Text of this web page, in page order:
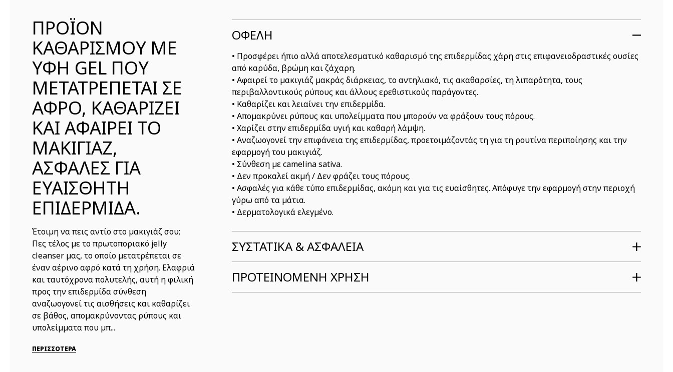
ΠΡΟΪΟΝ
ΚΑΘΑΡΙΣΜΟΥ ΜΕ
ΥΦΗ GEL ΠΟΥ
ΜΕΤΑΤΡΕΠΕΤΑΙ ΣΕ
ΑΦΡΟ, ΚΑΘΑΡΙΖΕΙ
ΚΑΙ ΑΦΑΙΡΕΙ ΤΟ
ΜΑΚΙΓΙΑΖ,
ΑΣΦΑΛΕΣ ΓΙΑ
ΕΥΑΙΣΘΗΤΗ
ΕΠΙΔΕΡΜΙΔΑ.
Έτοιμη να πεις αντίο στο μακιγιάζ σου;
Πες τέλος με το πρωτοποριακό jelly
cleanser μας, το οποίο μετατρέπεται σε
έναν αέρινο αφρό κατά τη χρήση. Ελαφριά
και ταυτόχρονα πολυτελής, αυτή η φιλική
προς την επιδερμίδα σύνθεση
αναζωογονεί τις αισθήσεις και καθαρίζει
σε βάθος, απομακρύνοντας ρύπους και
υπολείμματα που μπ...
ΠΕΡΙΣΣΟΤΕΡΑ
ΟΦΕΛΗ
• Προσφέρει ήπιο αλλά αποτελεσματικό καθαρισμό της επιδερμίδας χάρη στις επιφανειοδραστικές ουσίες
από καρύδα, βρώμη και ζάχαρη.
• Αφαιρεί το μακιγιάζ μακράς διάρκειας, το αντηλιακό, τις ακαθαρσίες, τη λιπαρότητα, τους
περιβαλλοντικούς ρύπους και άλλους ερεθιστικούς παράγοντες.
• Καθαρίζει και λειαίνει την επιδερμίδα.
• Απομακρύνει ρύπους και υπολείμματα που μπορούν να φράξουν τους πόρους.
• Χαρίζει στην επιδερμίδα υγιή και καθαρή λάμψη.
• Αναζωογονεί την επιφάνεια της επιδερμίδας, προετοιμάζοντάς τη για τη ρουτίνα περιποίησης και την
εφαρμογή του μακιγιάζ.
• Σύνθεση με camelina sativa.
• Δεν προκαλεί ακμή / Δεν φράζει τους πόρους.
• Ασφαλές για κάθε τύπο επιδερμίδας, ακόμη και για τις ευαίσθητες. Απόφυγε την εφαρμογή στην περιοχή
γύρω από τα μάτια.
• Δερματολογικά ελεγμένο.
ΣΥΣΤΑΤΙΚΆ & ΑΣΦΆΛΕΙΑ
ΠΡΟΤΕΙΝΟΜΕΝΗ ΧΡΗΣΗ